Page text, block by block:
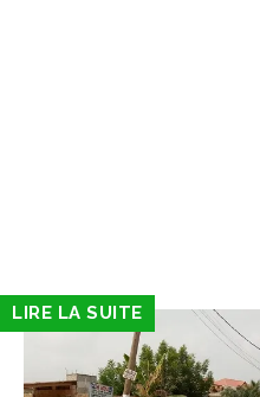
LIRE LA SUITE